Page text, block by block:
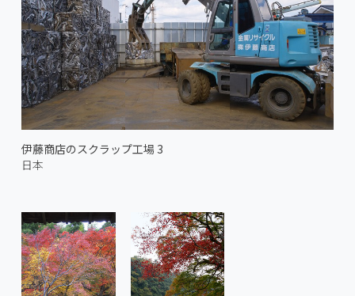
伊藤商店のスクラップ工場 3
日本